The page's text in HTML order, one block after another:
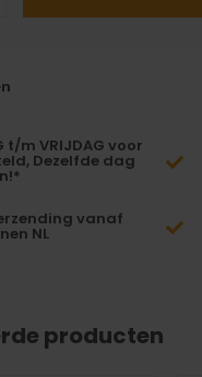
t/m VRIJDAG voor
Dezelfde dag
vanaf
NL
producten